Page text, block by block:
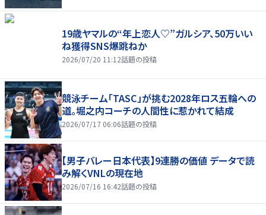
19歳ヤマルの“年上恋人♡”ガルシア、50万いい
ね獲得SNS爆跳ねか
2026/07/20 11:12話題の投稿
競泳チーム「TASC」が挑む2028年ロス五輪への
道。堀之内コーチの人間性に惹かれて結成
2026/07/17 06:06話題の投稿
【男子バレー日本代表】9連勝の価値 データで読
み解くVNLの現在地
2026/07/16 16:42話題の投稿